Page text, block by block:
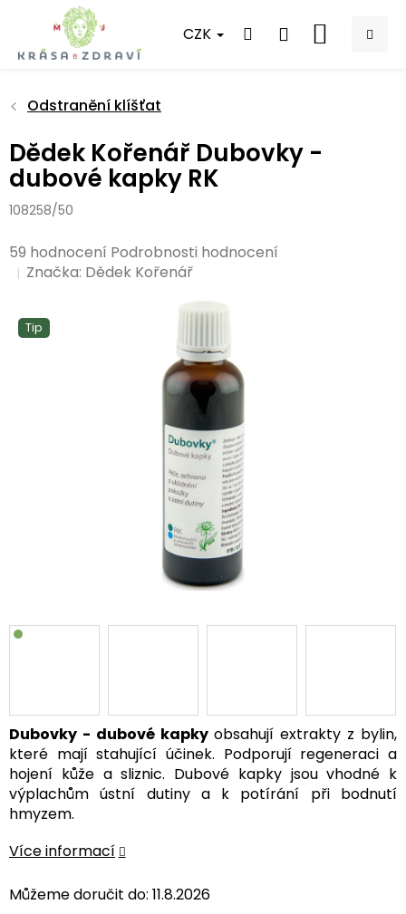
obsah
CZK
NÁKUPNÍ
Odstranění klíšťat
Dědek Kořenář Dubovky -
dubové kapky RK
108258/50
Průměrné
hodnocení
5,0
59 hodnocení Podrobnosti hodnocení
Značka: Dědek Kořenář
Tip
Dubovky - dubové kapkyobsahují extrakty z bylin,
které mají stahující účinek. Podporují regeneraci a
hojení kůže a sliznic. Dubové kapky jsou vhodné k
výplachům ústní dutiny a k potírání při bodnutí
hmyzem.
Více informací
Můžeme doručit do: 11.8.2026